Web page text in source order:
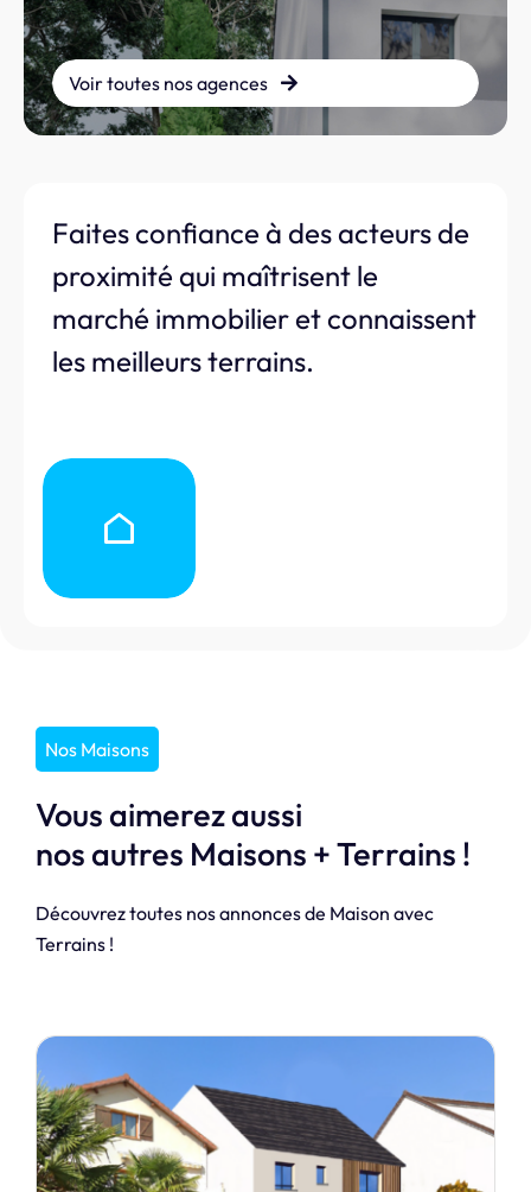
Voir toutes nos agences
Faites confiance à des acteurs de
proximité qui maîtrisent le
marché immobilier et connaissent
les meilleurs terrains.
Nos Maisons
Vous aimerez aussi
nos autres Maisons + Terrains !
Découvrez toutes nos annonces de Maison avec
Terrains !